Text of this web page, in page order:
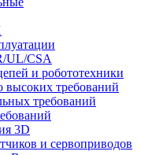
UL/CSA
и робототехники
высоких требований
требований
3D
и сервоприводов